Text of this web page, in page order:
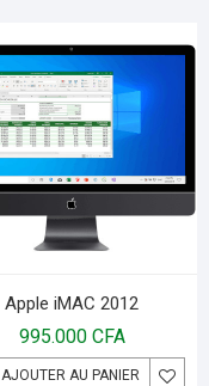
Apple iMAC 2012
995.000 CFA
AJOUTER AU PANIER